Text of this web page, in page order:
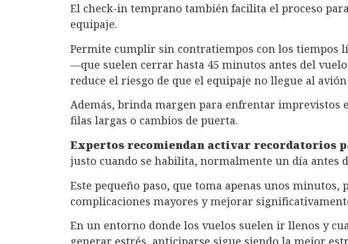
El check-in temprano también facilita el proceso
equipaje.
Permite cumplir sin contratiempos con los tiempos
—que suelen cerrar hasta 45 minutos antes del
reduce el riesgo de que el equipaje no llegue al
Además, brinda margen para enfrentar imprevistos
filas largas o cambios de puerta.
Expertos recomiendan activar recordatorios
justo cuando se habilita, normalmente un día antes
Este pequeño paso, que toma apenas unos minutos,
complicaciones mayores y mejorar
En un entorno donde los vuelos suelen ir llenos y